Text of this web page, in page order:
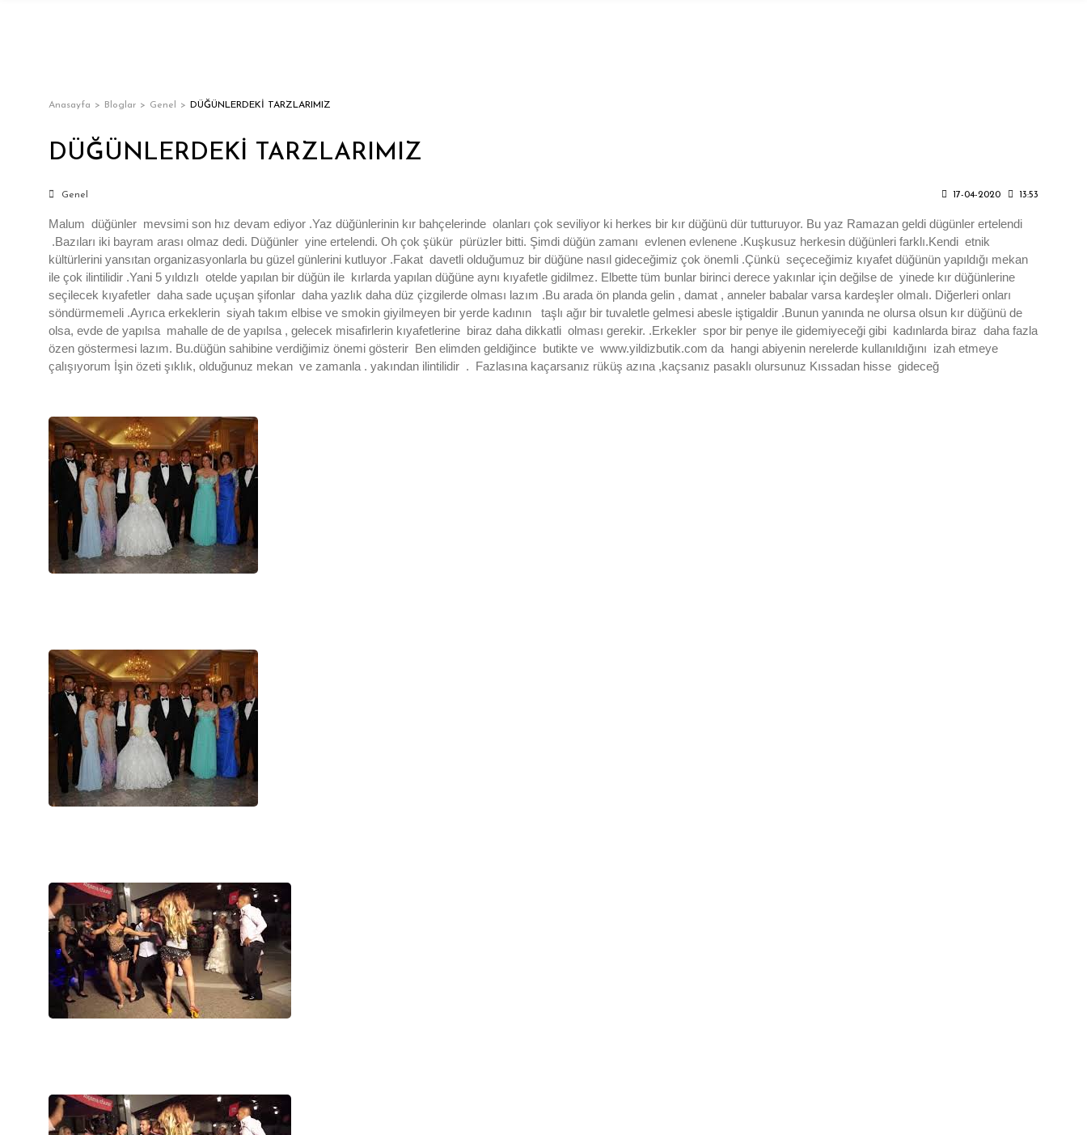
Anasayfa Bloglar Genel DÜĞÜNLERDEKİ TARZLARIMIZ
DÜĞÜNLERDEKİ TARZLARIMIZ
Genel 17-04-2020 13:53
Malum düğünler mevsimi son hız devam ediyor .Yaz düğünlerinin kır bahçelerinde olanları çok seviliyor ki herkes bir kır düğünü dür tutturuyor. Bu yaz Ramazan geldi dügünler ertelendi
.Bazıları iki bayram arası olmaz dedi. Düğünler yine ertelendi. Oh çok şükür pürüzler bitti. Şimdi düğün zamanı evlenen evlenene .Kuşkusuz herkesin düğünleri farklı.Kendi etnik
kültürlerini yansıtan organizasyonlarla bu güzel günlerini kutluyor .Fakat davetli olduğumuz bir düğüne nasıl gideceğimiz çok önemli .Çünkü seçeceğimiz kıyafet düğünün yapıldığı mekan
ile çok ilintilidir .Yani 5 yıldızlı otelde yapılan bir düğün ile kırlarda yapılan düğüne aynı kıyafetle gidilmez. Elbette tüm bunlar birinci derece yakınlar için değilse de yinede kır düğünlerine
seçilecek kıyafetler daha sade uçuşan şifonlar daha yazlık daha düz çizgilerde olması lazım .Bu arada ön planda gelin , damat , anneler babalar varsa kardeşler olmalı. Diğerleri onları
söndürmemeli .Ayrıca erkeklerin siyah takım elbise ve smokin giyilmeyen bir yerde kadının taşlı ağır bir tuvaletle gelmesi abesle iştigaldir .Bunun yanında ne olursa olsun kır düğünü de
olsa, evde de yapılsa mahalle de de yapılsa , gelecek misafirlerin kıyafetlerine biraz daha dikkatli olması gerekir. .Erkekler spor bir penye ile gidemiyeceği gibi kadınlarda biraz daha fazla
özen göstermesi lazım. Bu.düğün sahibine verdiğimiz önemi gösterir Ben elimden geldiğince butikte ve www.yildizbutik.com da hangi abiyenin nerelerde kullanıldığını izah etmeye
çalışıyorum İşin özeti şıklık, olduğunuz mekan ve zamanla . yakından ilintilidir . Fazlasına kaçarsanız rüküş azına ,kaçsanız pasaklı olursunuz Kıssadan hisse gideceğ